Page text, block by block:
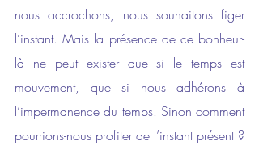
nous accrochons, nous souhaitons figer
l’instant. Mais la présence de ce bonheur-
là ne peut exister que si le temps est
mouvement, que si nous adhérons à
l’impermanence du temps. Sinon comment
pourrions-nous profiter de l’instant présent ?